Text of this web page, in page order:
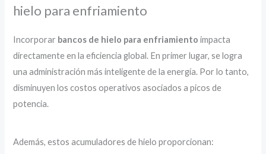
hielo para enfriamiento
Incorporar bancos de hielo para enfriamiento impacta
directamente en la eficiencia global. En primer lugar, se logra
una administración más inteligente de la energía. Por lo tanto,
disminuyen los costos operativos asociados a picos de
potencia.
Además, estos acumuladores de hielo proporcionan: